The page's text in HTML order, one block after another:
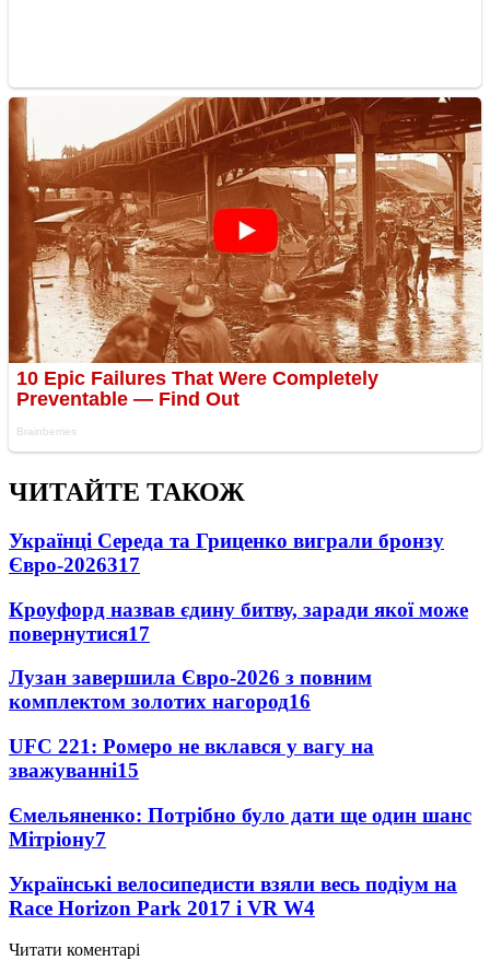
ЧИТАЙТЕ ТАКОЖ
Українці Середа та Гриценко виграли бронзу
Євро-2026317
Кроуфорд назвав єдину битву, заради якої може
повернутися17
Лузан завершила Євро-2026 з повним
комплектом золотих нагород16
UFC 221: Ромеро не вклався у вагу на
зважуванні15
Ємельяненко: Потрібно було дати ще один шанс
Мітріону7
Українські велосипедисти взяли весь подіум на
Race Horizon Park 2017 і VR W4
Читати коментарі